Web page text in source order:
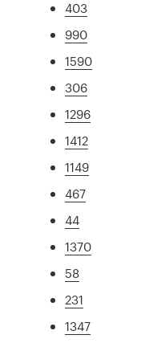
403
990
1590
306
1296
1412
1149
467
44
1370
58
231
1347